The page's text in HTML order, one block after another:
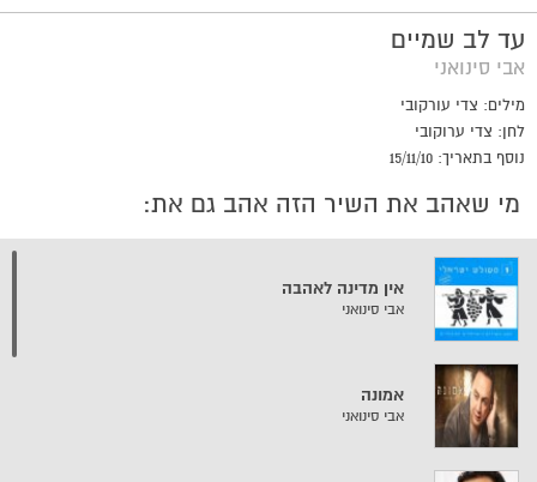
עד לב שמיים
אבי סינואני
מילים: צדי עורקובי
לחן: צדי ערוקובי
נוסף בתאריך: 15/11/10
מי שאהב את השיר הזה אהב גם את:
אין מדינה לאהבה
אבי סינואני
אמונה
אבי סינואני